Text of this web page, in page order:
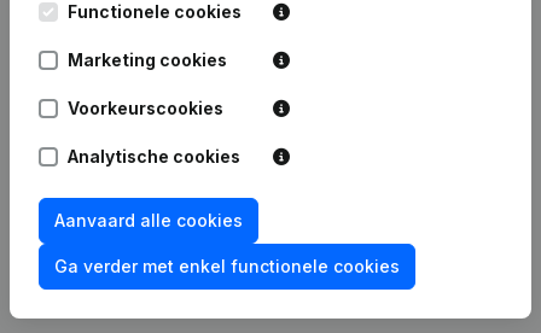
bedrijf?
Raadpleeg de gezondheid in een oogopslag
Kies voor snelle inzichten of granulaire details
Probeer gratis Meer ontdekken
7 dagen gratis proefperiode, geen kredietkaart vereist.
Functionele cookies
Marketing cookies
Voorkeurscookies
Analytische cookies
Aanvaard alle cookies
Ga verder met enkel functionele cookies